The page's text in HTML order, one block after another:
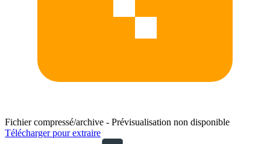
Fichier compressé/archive - Prévisualisation non disponible
Télécharger pour extraire